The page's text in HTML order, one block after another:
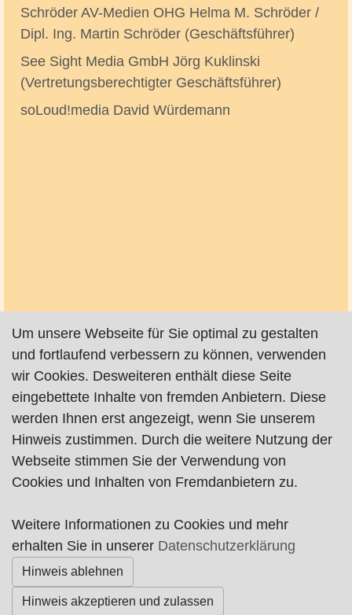
Schröder AV-Medien OHG Helma M. Schröder /
Dipl. Ing. Martin Schröder (Geschäftsführer)
See Sight Media GmbH Jörg Kuklinski
(Vertretungsberechtigter Geschäftsführer)
soLoud!media David Würdemann
Impressum| Datenschutz
© Worpswede24 2015-2026
Um unsere Webseite für Sie optimal zu gestalten
und fortlaufend verbessern zu können, verwenden
wir Cookies. Desweiteren enthält diese Seite
eingebettete Inhalte von fremden Anbietern. Diese
werden Ihnen erst angezeigt, wenn Sie unserem
Hinweis zustimmen. Durch die weitere Nutzung der
Webseite stimmen Sie der Verwendung von
Cookies und Inhalten von Fremdanbietern zu.
Weitere Informationen zu Cookies und mehr
erhalten Sie in unserer Datenschutzerklärung
Hinweis ablehnen
Hinweis akzeptieren und zulassen